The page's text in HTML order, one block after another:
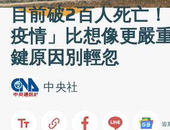
目前破2百人死亡
疫情」比想像更嚴
鍵原因別輕忽
中央社
追